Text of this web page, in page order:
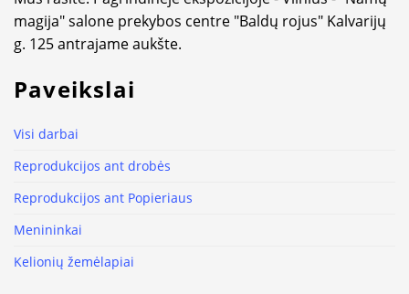
magija" salone prekybos centre "Baldų rojus" Kalvarijų
g. 125 antrajame aukšte.
Paveikslai
Visi darbai
Reprodukcijos ant drobės
Reprodukcijos ant Popieriaus
Menininkai
Kelionių žemėlapiai